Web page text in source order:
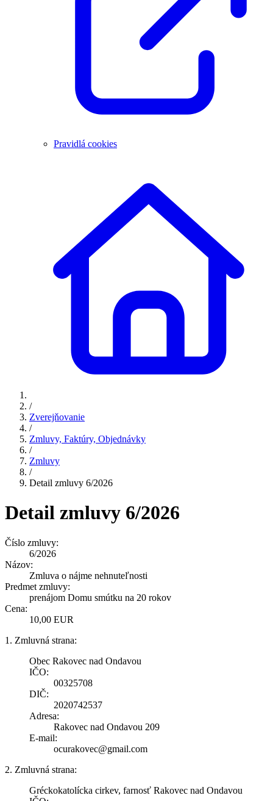
Pravidlá cookies
/
Zverejňovanie
/
Zmluvy, Faktúry, Objednávky
/
Zmluvy
/
Detail zmluvy 6/2026
Detail zmluvy 6/2026
Číslo zmluvy:
6/2026
Názov:
Zmluva o nájme nehnuteľnosti
Predmet zmluvy:
prenájom Domu smútku na 20 rokov
Cena:
10,00 EUR
1. Zmluvná strana:
Obec Rakovec nad Ondavou
IČO:
00325708
DIČ:
2020742537
Adresa:
Rakovec nad Ondavou 209
E-mail:
ocurakovec@gmail.com
2. Zmluvná strana:
Gréckokatolícka cirkev, farnosť Rakovec nad Ondavou